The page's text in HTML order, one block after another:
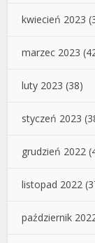
kwiecień 2023
marzec 2023
luty 2023 (38)
styczeń 2023
grudzień 2022
listopad 2022
październik